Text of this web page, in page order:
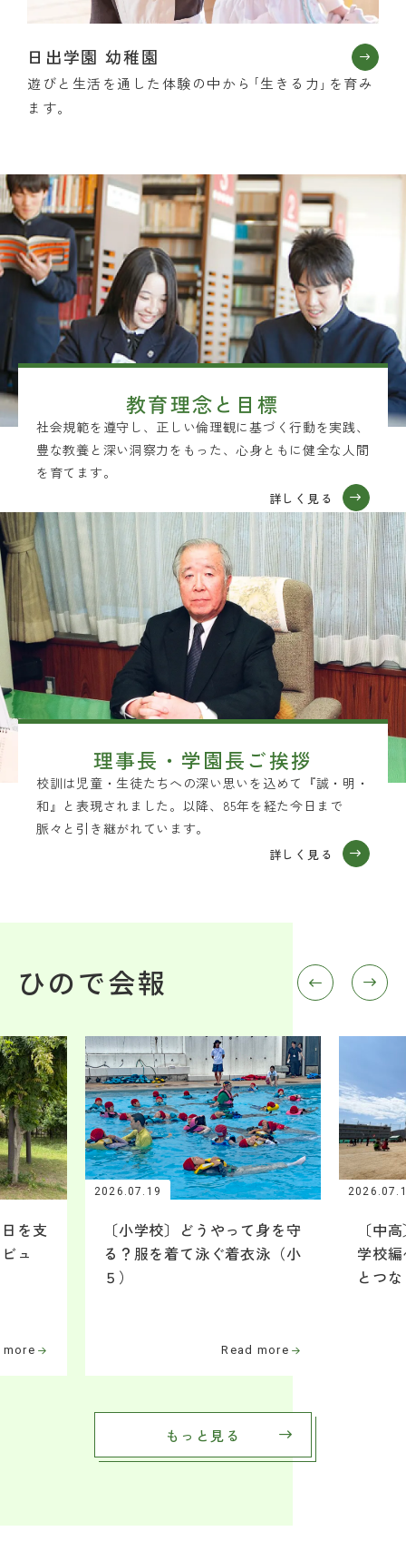
日出学園 幼稚園
遊びと生活を通した体験の中から｢生きる力｣を育み
ます。
教育理念と目標
社会規範を遵守し、正しい倫理観に基づく行動を実践、
豊な教養と深い洞察力をもった、心身ともに健全な人間
を育てます。
詳しく見る
理事長・学園長ご挨拶
校訓は児童・生徒たちへの深い思いを込めて『誠・明・
和』と表現されました。以降、85年を経た今日まで
脈々と引き継がれています。
詳しく見る
ひので会報
を支
ュ
more
2026.07.19
〔小学校〕どうやって身を守
る？服を着て泳ぐ着衣泳（小
５）
Read more
〔中
学校
とつ
もっと見る